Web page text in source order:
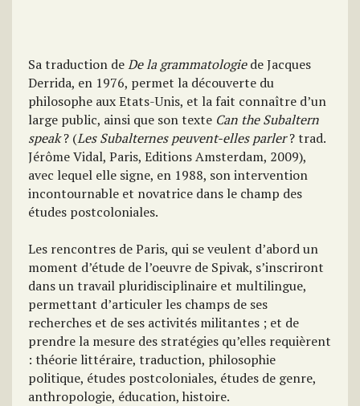
Sa traduction deDe la grammatologiede Jacques
Derrida, en 1976, permet la découverte du
philosophe aux Etats-Unis, et la fait connaître d’un
large public, ainsi que son texte Can the Subaltern
speak? (Les Subalternes peuvent-elles parler? trad.
Jérôme Vidal, Paris, Editions Amsterdam, 2009),
avec lequel elle signe, en 1988, son intervention
incontournable et novatrice dans le champ des
études postcoloniales.
Les rencontres de Paris, qui se veulent d’abord un
moment d’étude de l’oeuvre de Spivak, s’inscriront
dans un travail pluridisciplinaire et multilingue,
permettant d’articuler les champs de ses
recherches et de ses activités militantes ; et de
prendre la mesure des stratégies qu’elles requièrent
: théorie littéraire, traduction, philosophie
politique, études postcoloniales, études de genre,
anthropologie, éducation, histoire.